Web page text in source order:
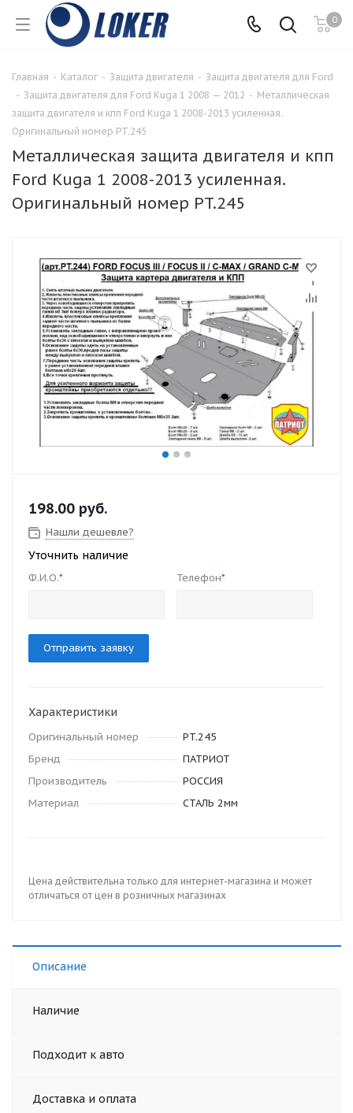
0
Главная - Каталог - Защита двигателя - Защита двигателя для Ford
- Защита двигателя для Ford Kuga 1 2008 — 2012 - Металлическая
защита двигателя и кпп Ford Kuga 1 2008-2013 усиленная.
Оригинальный номер PT.245
Металлическая защита двигателя и кпп
Ford Kuga 1 2008-2013 усиленная.
Оригинальный номер PT.245
198.00 руб.
Нашли дешевле?
Уточнить наличие
Ф.И.О.* Телефон*
Отправить заявку
Характеристики
Оригинальный номер
PT.245
Бренд
ПАТРИОТ
Производитель
РОССИЯ
Материал
СТАЛЬ 2мм
Цена действительна только для интернет-магазина и может
отличаться от цен в розничных магазинах
Описание
Наличие
Подходит к авто
Доставка и оплата